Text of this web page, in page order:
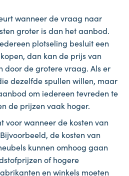
wanneer de vraag naar
groter is dan het aanbod.
plotseling besluit een
dan kan de prijs van
door de grotere vraag. Als er
dezelfde spullen willen, maar
om iedereen tevreden te
de prijzen vaak hoger.
voor wanneer de kosten van
de kosten van
kunnen omhoog gaan
of hogere
en winkels moeten